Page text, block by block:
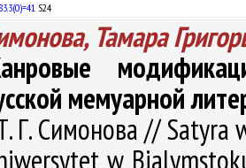
S24
Тамара
мемуарной
Г. Симонова // Satyra
w